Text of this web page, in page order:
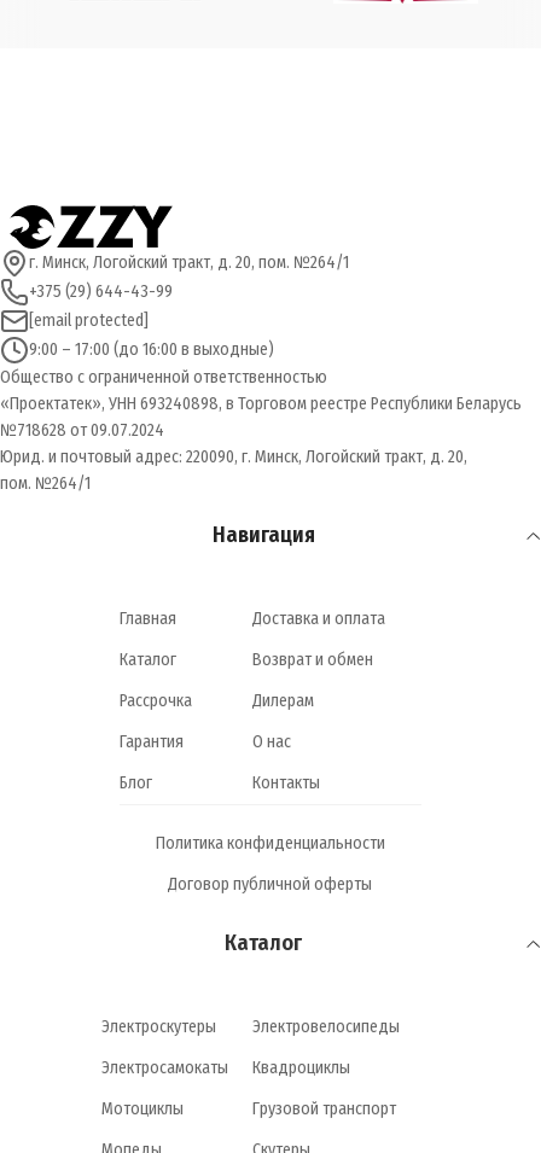
г. Минск, Логойский тракт, д. 20, пом. №264/1
+375 (29) 644-43-99
[email protected]
9:00 – 17:00 (до 16:00 в выходные)
Общество с ограниченной ответственностью
«Проектатек», УНН 693240898, в Торговом реестре Республики Беларусь
№718628 от 09.07.2024
Юрид. и почтовый адрес: 220090, г. Минск, Логойский тракт, д. 20,
пом. №264/1
Навигация
Главная
Каталог
Рассрочка
Гарантия
Блог
Доставка и оплата
Возврат и обмен
Дилерам
О нас
Контакты
Политика конфиденциальности
Договор публичной оферты
Каталог
Электроскутеры
Электросамокаты
Мотоциклы
Электровелосипеды
Квадроциклы
Грузовой транспорт